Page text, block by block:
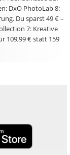
DxO PhotoLab 8:
Du sparst 49 € –
7: Kreative
109,99 € statt 159